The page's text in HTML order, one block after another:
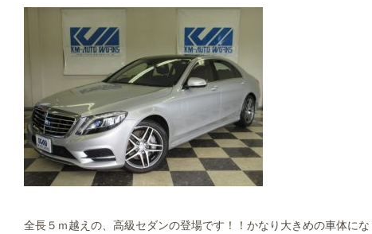
全長５ｍ越えの、高級セダンの登場です！！かなり大きめの車体に